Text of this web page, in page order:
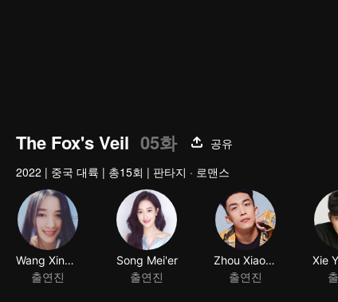
The Fox's Veil 05화
공유
2022 | 중국 대륙 | 총15회 | 판타지 · 로맨스
Wang Xinyan
출연진
Song Mei'er
출연진
Zhou Xiaowei
출연진